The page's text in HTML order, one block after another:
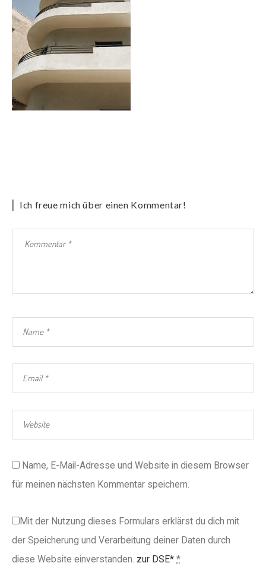
Ich freue mich über einen Kommentar!
Name, E-Mail-Adresse und Website in diesem Browser
für meinen nächsten Kommentar speichern.
Mit der Nutzung dieses Formulars erklärst du dich mit
der Speicherung und Verarbeitung deiner Daten durch
diese Website einverstanden. zur DSE* *